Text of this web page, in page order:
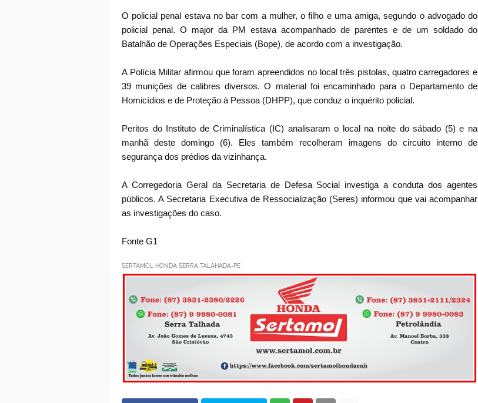
O policial penal estava no bar com a mulher, o filho e uma amiga, segundo o advogado do
policial penal. O major da PM estava acompanhado de parentes e de um soldado do
Batalhão de Operações Especiais (Bope), de acordo com a investigação.
A Polícia Militar afirmou que foram apreendidos no local três pistolas, quatro carregadores e
39 munições de calibres diversos. O material foi encaminhado para o Departamento de
Homicídios e de Proteção à Pessoa (DHPP), que conduz o inquérito policial.
Peritos do Instituto de Criminalística (IC) analisaram o local na noite do sábado (5) e na
manhã deste domingo (6). Eles também recolheram imagens do circuito interno de
segurança dos prédios da vizinhança.
A Corregedoria Geral da Secretaria de Defesa Social investiga a conduta dos agentes
públicos. A Secretaria Executiva de Ressocialização (Seres) informou que vai acompanhar
as investigações do caso.
Fonte G1
SERTAMOL HONDA SERRA TALAHADA-PE